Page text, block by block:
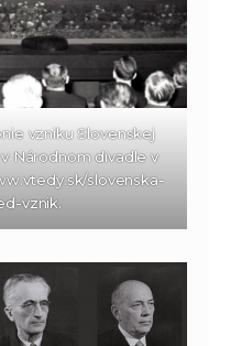
vzniku Slovenskej
Národnom divadle v
slovenska-
vznik.